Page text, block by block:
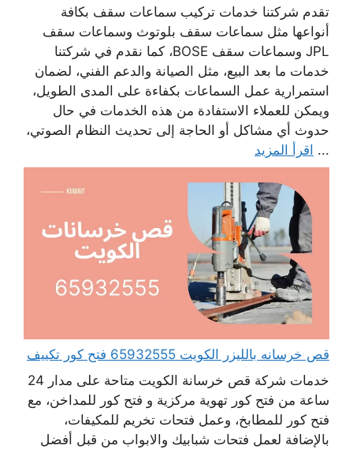
تقدم شركتنا خدمات تركيب سماعات سقف بكافة
أنواعها مثل سماعات سقف بلوتوث وسماعات سقف
JPL وسماعات سقف BOSE، كما نقدم في شركتنا
خدمات ما بعد البيع، مثل الصيانة والدعم الفني، لضمان
استمرارية عمل السماعات بكفاءة على المدى الطويل،
ويمكن للعملاء الاستفادة من هذه الخدمات في حال
حدوث أي مشاكل أو الحاجة إلى تحديث النظام الصوتي،
... اقرأ المزيد
قص خرسانه بالليزر الكويت 65932555 فتح كور تكييف
خدمات شركة قص خرسانة الكويت متاحة على مدار 24
ساعة من فتح كور تهوية مركزية و فتح كور للمداخن، مع
فتح كور للمطابخ، وعمل فتحات تخريم للمكيفات،
بالإضافة لعمل فتحات شبابيك والابواب من قبل أفضل